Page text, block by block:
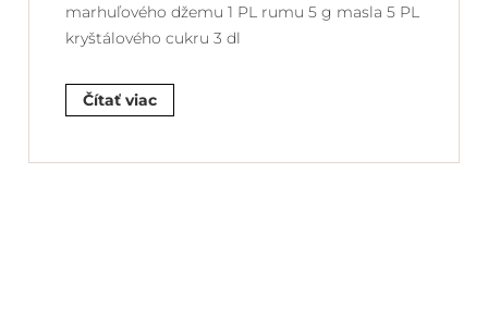
marhuľového džemu 1 PL rumu 5 g masla 5 PL
kryštálového cukru 3 dl
Čítať viac